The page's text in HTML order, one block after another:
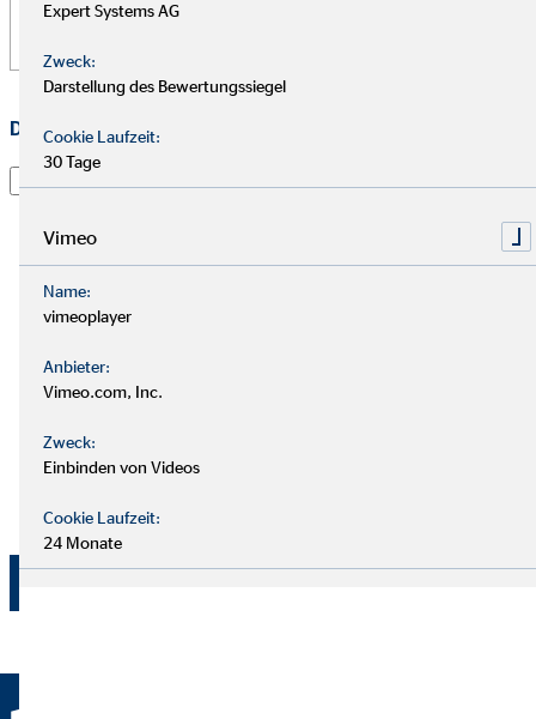
Datenschutz *
Ich habe die
dazu verwendet, um mit mir anlässlich meiner Anfrage
in Verbindung zu treten, hierüber zu kommunizieren
und meine Anfrage zu bearbeiten. Dies gilt
und der Telefonnummer zum vorgenannten Zweck. Die
Einwilligung kann jederzeit mit Wirkung für die Zukunft
Datenschutzbeauftragten von OVB Vermögensberatung
widerrufen werden.
Expert Systems AG
Zweck:
Darstellung des Bewertungssiegel
Cookie Laufzeit:
30 Tage
Vimeo
Name:
vimeoplayer
Anbieter:
Vimeo.com, Inc.
Zweck:
Einbinden von Videos
Cookie Laufzeit:
24 Monate